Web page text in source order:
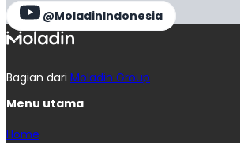
@MoladinIndonesia
Bagian dari Moladin Group
Menu utama
Home